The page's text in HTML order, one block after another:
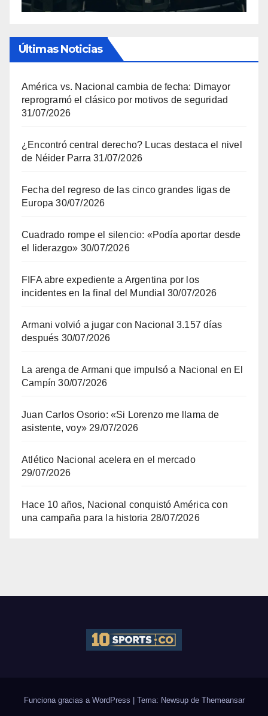
Últimas Noticias
América vs. Nacional cambia de fecha: Dimayor
reprogramó el clásico por motivos de seguridad
31/07/2026
¿Encontró central derecho? Lucas destaca el nivel
de Néider Parra 31/07/2026
Fecha del regreso de las cinco grandes ligas de
Europa 30/07/2026
Cuadrado rompe el silencio: «Podía aportar desde
el liderazgo» 30/07/2026
FIFA abre expediente a Argentina por los
incidentes en la final del Mundial 30/07/2026
Armani volvió a jugar con Nacional 3.157 días
después 30/07/2026
La arenga de Armani que impulsó a Nacional en El
Campín 30/07/2026
Juan Carlos Osorio: «Si Lorenzo me llama de
asistente, voy» 29/07/2026
Atlético Nacional acelera en el mercado
29/07/2026
Hace 10 años, Nacional conquistó América con
una campaña para la historia 28/07/2026
Funciona gracias a WordPress Tema: Newsup de Themeansar